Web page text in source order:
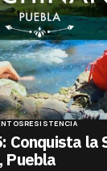
RESISTENCIA
Conquista la
Puebla